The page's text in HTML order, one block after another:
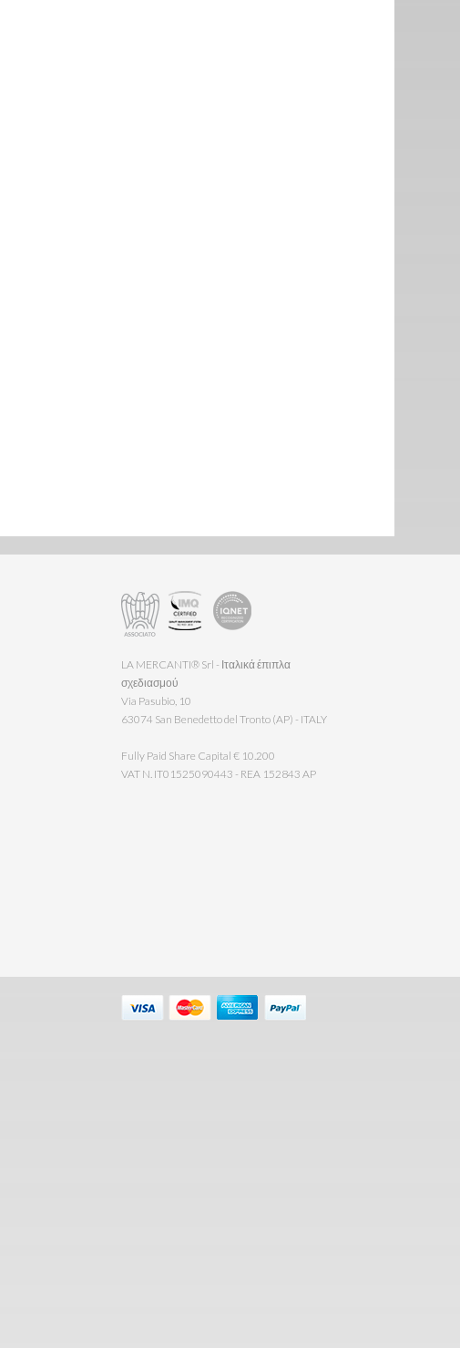
LA MERCANTI® Srl - Ιταλικά έπιπλα
σχεδιασμού
Via Pasubio, 10
63074 San Benedetto del Tronto (AP) - ITALY
Fully Paid Share Capital € 10.200
VAT N. IT01525090443 - REA 152843 AP